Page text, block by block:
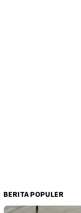
BERITA POPULER